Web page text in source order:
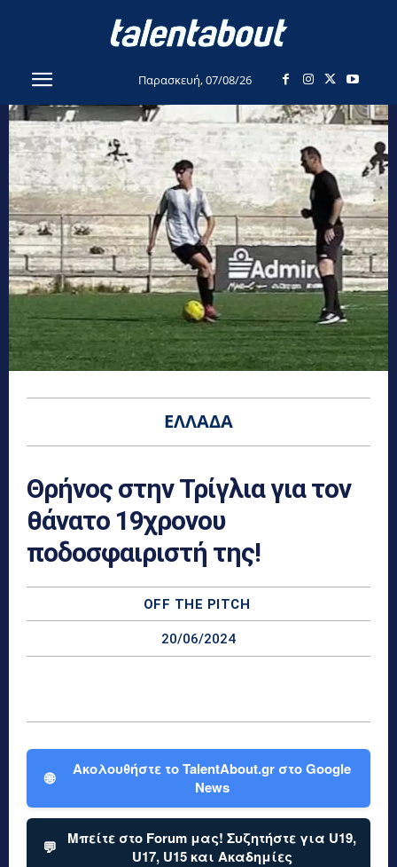
Παρασκευή, 07/08/26
ΕΛΛΆΔΑ
Θρήνος στην Τρίγλια για τον
θάνατο 19χρονου
ποδοσφαιριστή της!
OFF THE PITCH
20/06/2024
🌐
Ακολουθήστε το TalentAbout.gr στο Google
News
💬
Μπείτε στο Forum μας! Συζητήστε για U19,
U17, U15 και Ακαδημίες